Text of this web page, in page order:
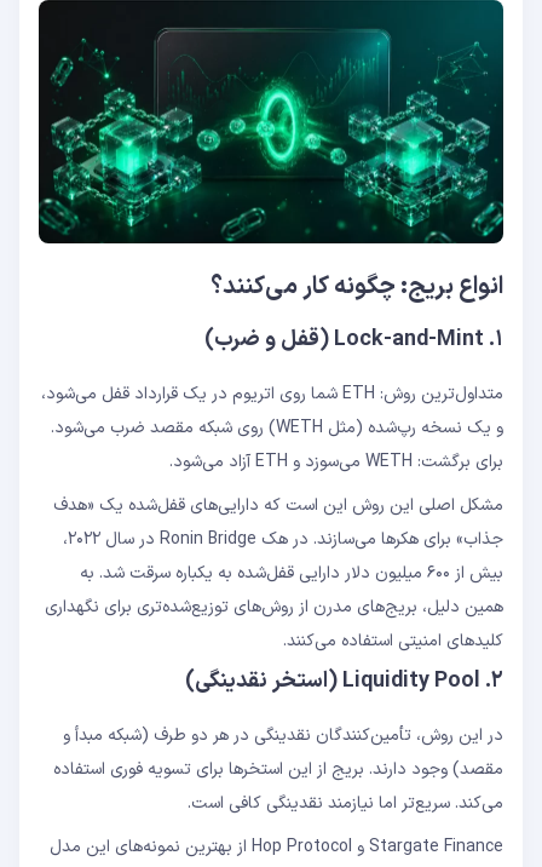
انواع بریج: چگونه کار می‌کنند؟
۱. Lock-and-Mint (قفل و ضرب)
متداول‌ترین روش: ETH شما روی اتریوم در یک قرارداد قفل می‌شود،
و یک نسخه رپ‌شده (مثل WETH) روی شبکه مقصد ضرب می‌شود.
برای برگشت: WETH می‌سوزد و ETH آزاد می‌شود.
مشکل اصلی این روش این است که دارایی‌های قفل‌شده یک «هدف
جذاب» برای هکرها می‌سازند. در هک Ronin Bridge در سال ۲۰۲۲،
بیش از ۶۰۰ میلیون دلار دارایی قفل‌شده به یکباره سرقت شد. به
همین دلیل، بریج‌های مدرن از روش‌های توزیع‌شده‌تری برای نگهداری
کلیدهای امنیتی استفاده می‌کنند.
۲. Liquidity Pool (استخر نقدینگی)
در این روش، تأمین‌کنندگان نقدینگی در هر دو طرف (شبکه مبدأ و
مقصد) وجود دارند. بریج از این استخرها برای تسویه فوری استفاده
می‌کند. سریع‌تر اما نیازمند نقدینگی کافی است.
Stargate Finance و Hop Protocol از بهترین نمونه‌های این مدل